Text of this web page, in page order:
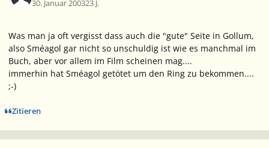
30. Januar 200323 J.
Was man ja oft vergisst dass auch die "gute" Seite in Gollum,
also Sméagol gar nicht so unschuldig ist wie es manchmal im
Buch, aber vor allem im Film scheinen mag....
immerhin hat Sméagol getötet um den Ring zu bekommen....
;-)
Zitieren